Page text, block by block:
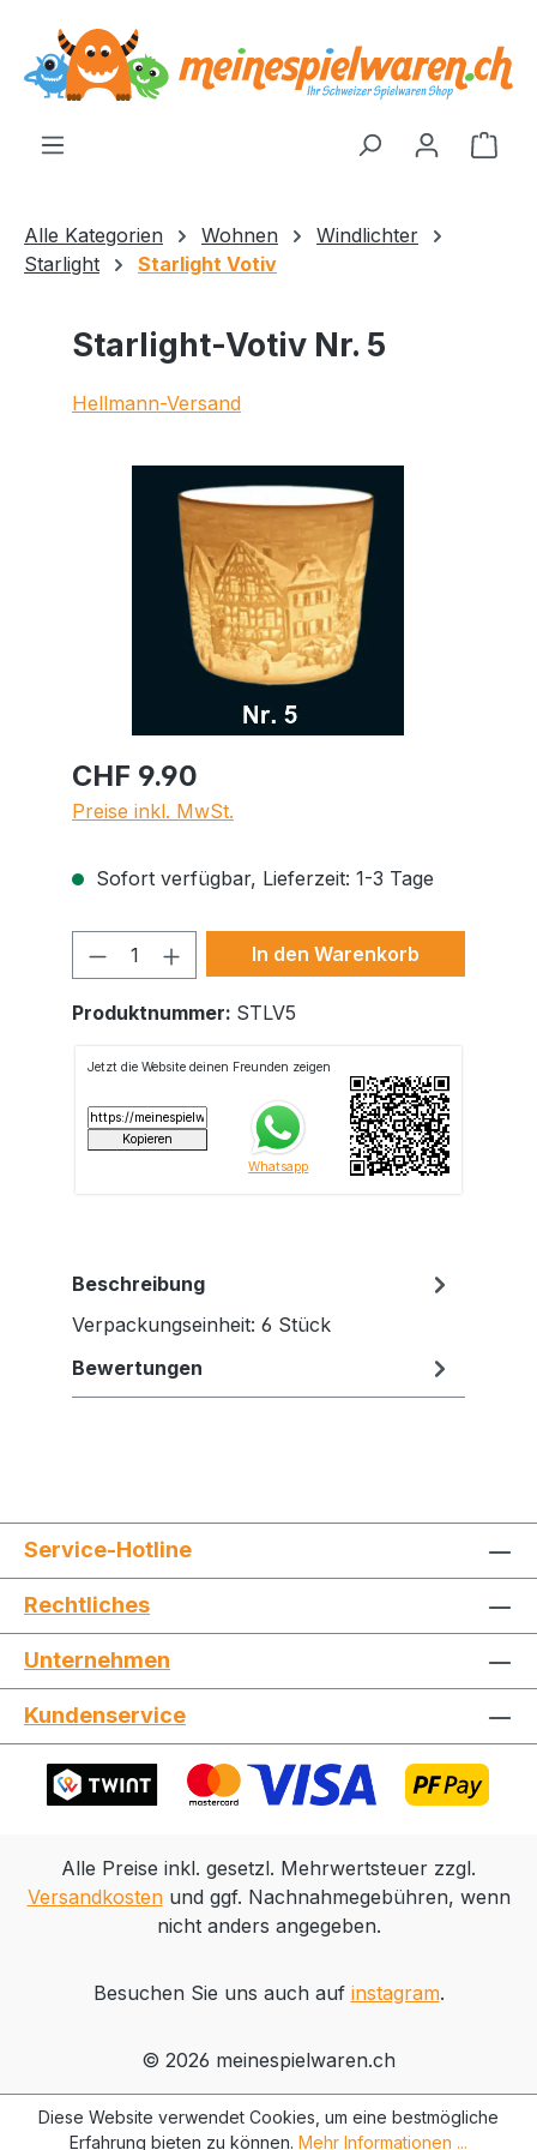
springen
Alle Kategorien Wohnen
Windlichter
Starlight
Starlight Votiv
Starlight-Votiv Nr. 5
Hellmann-Versand
CHF 9.90
Preise inkl. MwSt.
Sofort verfügbar, Lieferzeit: 1-3 Tage
Produkt Anzahl: Gib den
In den Warenkorb
Produktnummer: STLV5
Jetzt die Website deinen Freunden zeigen
Whatsapp
Beschreibung
Verpackungseinheit: 6 Stück
Bewertungen
Service-Hotline
Rechtliches
Unternehmen
Kundenservice
Alle Preise inkl. gesetzl. Mehrwertsteuer zzgl.
Versandkostenund ggf. Nachnahmegebühren, wenn
nicht anders angegeben.
Besuchen Sie uns auch auf instagram.
© 2026 meinespielwaren.ch
Diese Website verwendet Cookies, um eine bestmögliche
Erfahrung bieten zu können. Mehr Informationen ...